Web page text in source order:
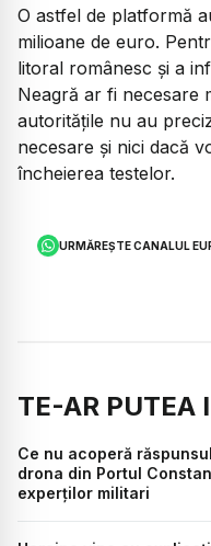
O astfel de platformă
milioane de euro.
litoral românesc și a
Neagră ar fi necesare
autoritățile nu au
necesare și nici dacă
încheierea testelor.
URMĂREȘTE CANALUL
TE-AR PUTEA
Ce nu acoperă
drona din Portul
experților militari